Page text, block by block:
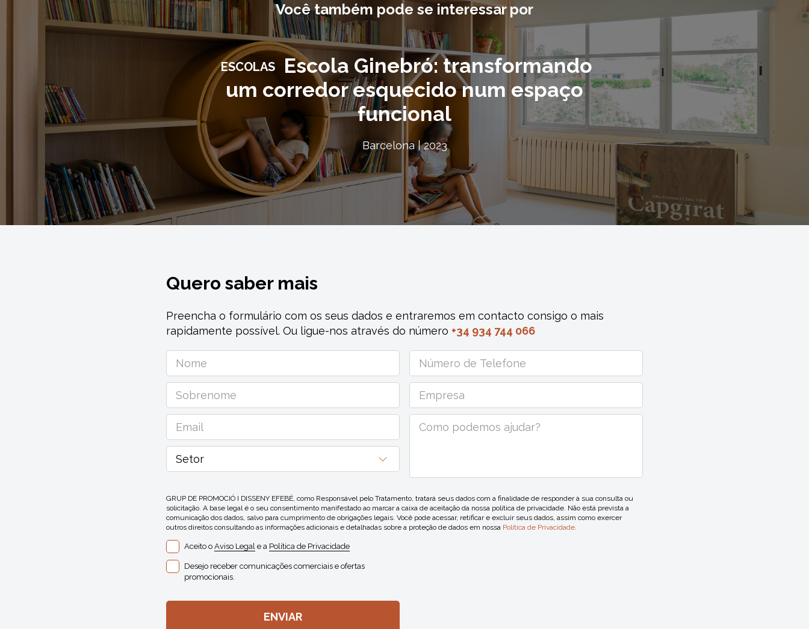
Você também pode se interessar por
ESCOLAS
Escola Ginebró: transformando
um corredor esquecido num espaço
funcional
Barcelona | 2023
Quero saber mais
Preencha o formulário com os seus dados e entraremos em contacto consigo o mais
rapidamente possível. Ou ligue-nos através do número +34 934 744 066
GRUP DE PROMOCIÓ I DISSENY EFEBÉ, como Responsável pelo Tratamento, tratará seus dados com a finalidade de responder à sua consulta ou
solicitação. A base legal é o seu consentimento manifestado ao marcar a caixa de aceitação da nossa política de privacidade. Não está prevista a
comunicação dos dados, salvo para cumprimento de obrigações legais. Você pode acessar, retificar e excluir seus dados, assim como exercer
outros direitos consultando as informações adicionais e detalhadas sobre a proteção de dados em nossa Política de Privacidade.
Aceito o Aviso Legale a Política de Privacidade
Desejo receber comunicações comerciais e ofertas
promocionais.